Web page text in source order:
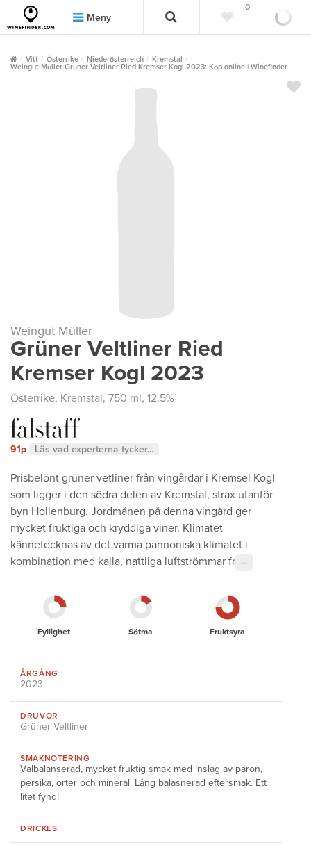
Meny
0
Vitt Österrike Niederösterreich
Kremstal
Weingut Müller Grüner Veltliner Ried Kremser Kogl 2023: Köp online | Winefinder
Weingut Müller
Grüner Veltliner Ried
Kremser Kogl 2023
Österrike, Kremstal, 750 ml, 12,5%
91p Läs vad experterna tycker...
Prisbelönt grüner vetliner från vingårdar i Kremsel Kogl
som ligger i den södra delen av Kremstal, strax utanför
byn Hollenburg. Jordmånen på denna vingård ger
mycket fruktiga och kryddiga viner. Klimatet
kännetecknas av det varma pannoniska klimatet i
kombination med kalla, nattliga luftströmmar fr
···
Fyllighet Sötma Fruktsyra
ÅRGÅNG
2023
DRUVOR
Grüner Veltliner
SMAKNOTERING
Välbalanserad, mycket fruktig smak med inslag av päron,
persika, örter och mineral. Lång balasnerad eftersmak. Ett
litet fynd!
DRICKES
""